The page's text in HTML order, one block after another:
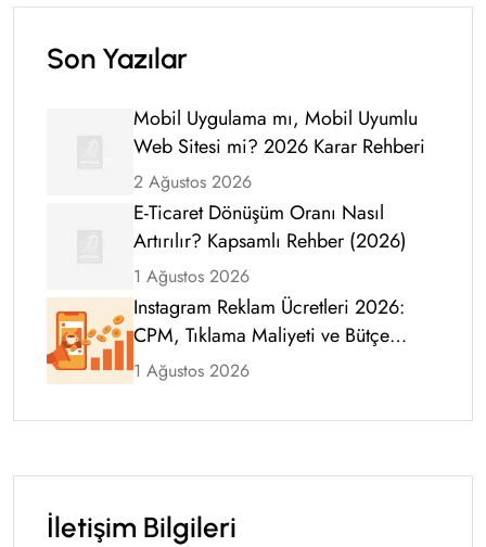
Son Yazılar
Mobil Uygulama mı, Mobil Uyumlu
Web Sitesi mi? 2026 Karar Rehberi
2 Ağustos 2026
E-Ticaret Dönüşüm Oranı Nasıl
Artırılır? Kapsamlı Rehber (2026)
1 Ağustos 2026
Instagram Reklam Ücretleri 2026:
CPM, Tıklama Maliyeti ve Bütçe
Rehberi
1 Ağustos 2026
İletişim Bilgileri